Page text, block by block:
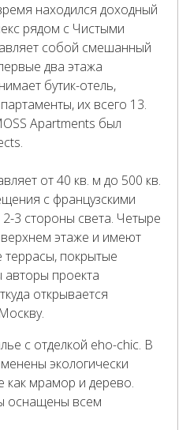
находился доходный
рядом с Чистыми
собой смешанный
два этажа
бутик-отель,
их всего 13.
Apartments был
от 40 кв. м до 500 кв.
с французскими
3 стороны света. Четыре
верхнем этаже и имеют
покрытые
проекта
открывается
с отделкой eho-chiс. В
экологически
как мрамор и дерево.
оснащены всем